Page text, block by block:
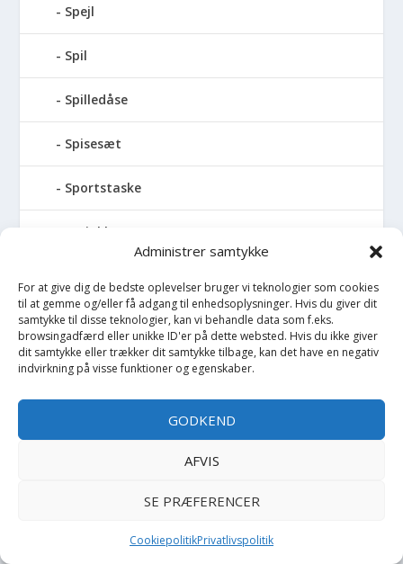
Administrer samtykke
For at give dig de bedste oplevelser bruger vi teknologier som cookies
til at gemme og/eller få adgang til enhedsoplysninger. Hvis du giver dit
samtykke til disse teknologier, kan vi behandle data som f.eks.
browsingadfærd eller unikke ID'er på dette websted. Hvis du ikke giver
dit samtykke eller trækker dit samtykke tilbage, kan det have en negativ
indvirkning på visse funktioner og egenskaber.
GODKEND
AFVIS
SE PRÆFERENCER
CookiepolitikPrivatlivspolitik
Spejl
Spil
Spilledåse
Spisesæt
Sportstaske
Sprinkler
Stofble
Stofbog
Strømpebukser